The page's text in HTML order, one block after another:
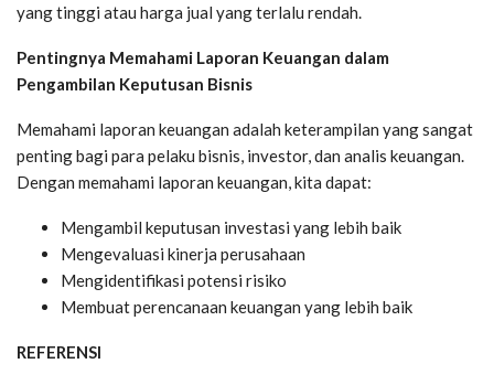
yang tinggi atau harga jual yang terlalu rendah.
Pentingnya Memahami Laporan Keuangan dalam
Pengambilan Keputusan Bisnis
Memahami laporan keuangan adalah keterampilan yang sangat
penting bagi para pelaku bisnis, investor, dan analis keuangan.
Dengan memahami laporan keuangan, kita dapat:
Mengambil keputusan investasi yang lebih baik
Mengevaluasi kinerja perusahaan
Mengidentifikasi potensi risiko
Membuat perencanaan keuangan yang lebih baik
REFERENSI